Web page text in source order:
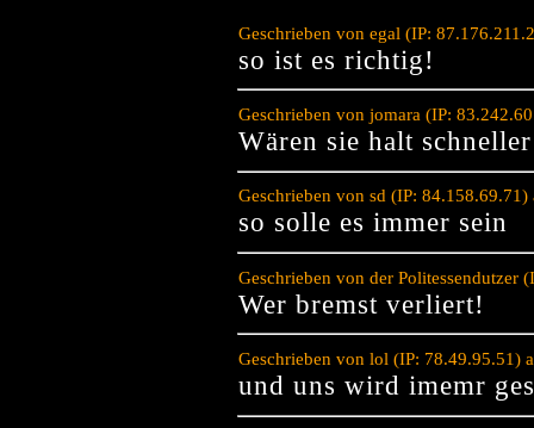
Geschrieben von egal (IP:
so ist es richtig!
Geschrieben von jomara (IP:
Wären sie halt
Geschrieben von sd (IP:
so solle es immer sein
Geschrieben von der Politessendutzer
Wer bremst verliert!
Geschrieben von lol (IP: 78.49.95.51)
und uns wird imemr